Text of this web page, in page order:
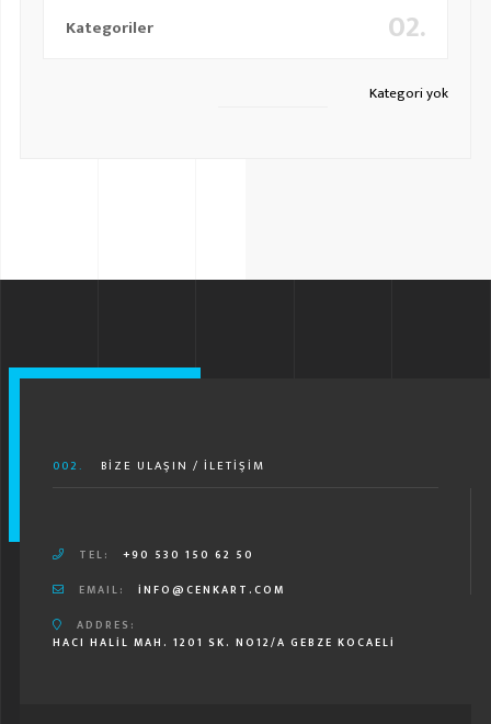
02.
Kategoriler
Kategori yok
002. BIZE ULAŞIN / İLETIŞIM
TEL:
+90 530 150 62 50
EMAIL:
INFO@CENKART.COM
ADDRES:
HACI HALIL MAH. 1201 SK. NO12/A GEBZE KOCAELI